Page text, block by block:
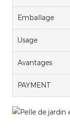
Emballage
Usage
Avantages
PAYMENT